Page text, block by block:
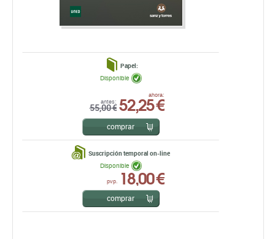
Papel:
antes:
55,00 €
ahora:
52,25 €
Disponible
comprar
Suscripción temporal on-line
pvp. 18,00 €
Disponible
comprar